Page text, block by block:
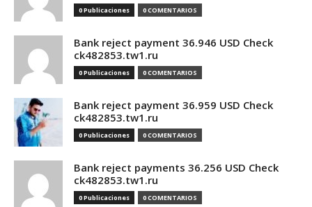
0 Publicaciones 0 COMENTARIOS
Bank reject payment 36.946 USD Check
ck482853.tw1.ru
0 Publicaciones 0 COMENTARIOS
Bank reject payment 36.959 USD Check
ck482853.tw1.ru
0 Publicaciones 0 COMENTARIOS
Bank reject payments 36.256 USD Check
ck482853.tw1.ru
0 Publicaciones 0 COMENTARIOS